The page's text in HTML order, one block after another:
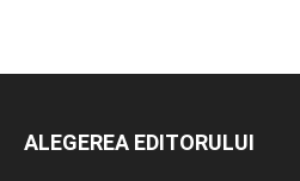
ALEGEREA EDITORULUI